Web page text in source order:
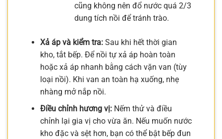
cũng không nên đổ nước quá 2/3
dung tích nồi để tránh trào.
Xả áp và kiểm tra:Sau khi hết thời gian
kho, tắt bếp. Để nồi tự xả áp hoàn toàn
hoặc xả áp nhanh bằng cách vặn van (tùy
loại nồi). Khi van an toàn hạ xuống, nhẹ
nhàng mở nắp nồi.
Điều chỉnh hương vị:Nếm thử và điều
chỉnh lại gia vị cho vừa ăn. Nếu muốn nước
kho đặc và sệt hơn, bạn có thể bật bếp đun